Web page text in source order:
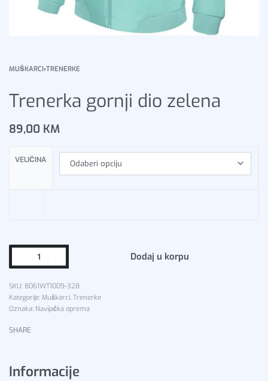
MUŠKARCI›TRENERKE
Trenerka gornji dio zelena
89,00 KM
VELIČINA
Dodaj u korpu
8061WT1009-328
Kategorije: Muškarci, Trenerke
Oznaka: Navijačka oprema
SHARE
Informacije